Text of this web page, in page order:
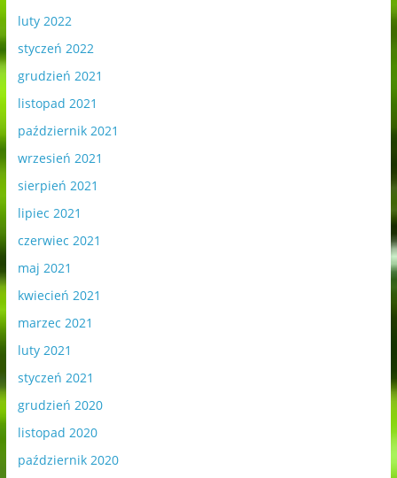
luty 2022
styczeń 2022
grudzień 2021
listopad 2021
październik 2021
wrzesień 2021
sierpień 2021
lipiec 2021
czerwiec 2021
maj 2021
kwiecień 2021
marzec 2021
luty 2021
styczeń 2021
grudzień 2020
listopad 2020
październik 2020